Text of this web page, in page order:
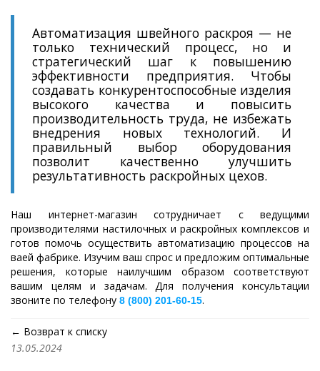
Автоматизация швейного раскроя — не
только технический процесс, но и
стратегический шаг к повышению
эффективности предприятия. Чтобы
создавать конкурентоспособные изделия
высокого качества и повысить
производительность труда, не избежать
внедрения новых технологий. И
правильный выбор оборудования
позволит качественно улучшить
результативность раскройных цехов.
Наш интернет-магазин сотрудничает с ведущими
производителями настилочных и раскройных комплексов и
готов помочь осуществить автоматизацию процессов на
ваей фабрике. Изучим ваш спрос и предложим оптимальные
решения, которые наилучшим образом соответствуют
вашим целям и задачам. Для получения консультации
звоните по телефону 8 (800) 201-60-15.
← Возврат к списку
13.05.2024